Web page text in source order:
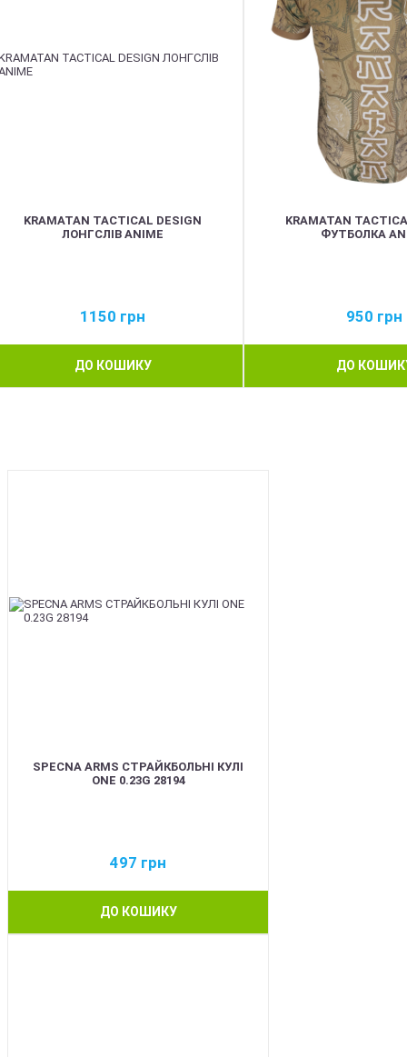
KRAMATAN TACTICAL DESIGN
ЛОНГСЛІВ ANIME
1150 грн
ДО КОШИКУ
KRAMATAN
ФУТБОЛКА
950 грн
ДО
SPECNA ARMS СТРАЙКБОЛЬНІ КУЛІ
ONE 0.23G 28194
497 грн
ДО КОШИКУ